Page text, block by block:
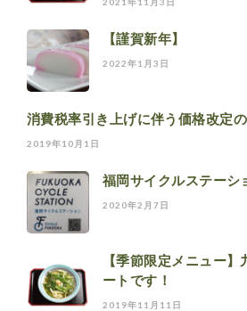
【謹賀新年】
2022年1月3日
消費税率引き上げに伴う価格改定
2019年10月1日
福岡サイクルステーシ
2020年2月7日
【季節限定メニュー
ートです！
2019年11月11日